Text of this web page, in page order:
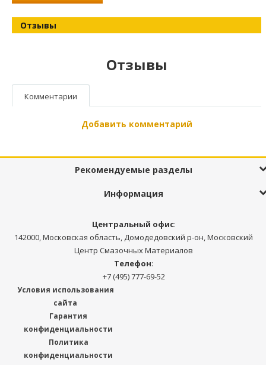
Отзывы
Отзывы
Комментарии
Добавить комментарий
Рекомендуемые разделы
Информация
Центральный офис:
142000, Московская область, Домодедовский р-он, Московский
Центр Смазочных Материалов
Телефон:
+7 (495) 777-69-52
Условия использования
сайта
Гарантия
конфиденциальности
Политика
конфиденциальности